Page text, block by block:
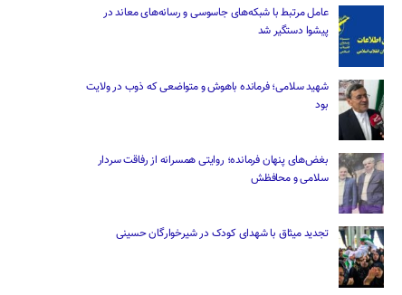
عامل مرتبط با شبکه‌های جاسوسی و رسانه‌های معاند در
پیشوا دستگیر شد
شهید سلامی؛ فرمانده باهوش و متواضعی که ذوب در ولایت
بود
بغض‌های پنهان فرمانده؛ روایتی همسرانه از رفاقت سردار
سلامی و محافظش
تجدید میثاق با شهدای کودک در شیرخوارگان حسینی